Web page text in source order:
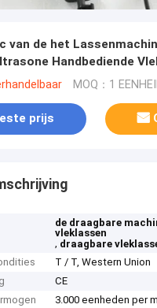
van de het
Handbediende
MOQ：1
prijs
de draagbare
vleklassen
, draagbare
T / T, Western Union
CE
3.000 eenheden per